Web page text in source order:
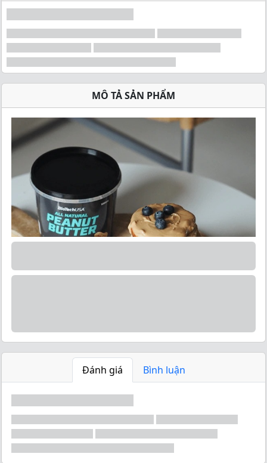
MÔ TẢ SẢN PHẨM
Bơ đậu phộng Peanut Butter BiotechUSA cung cấp
chất béo tốt, bổ sung dinh dưỡng cho bữa ăn hằng
ngày và đảm bảo những tiêu chí chất lượng với các
thành phần thuần tự nhiên như:
Nhiều chất xơ.
Cung cấp protein cho cơ thể.
Không thêm đường, độ ngọt từ đường tự nhiên
Đánh giá Bình luận